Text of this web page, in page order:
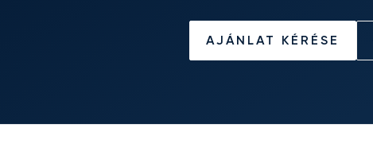
AJÁNLAT KÉRÉSE